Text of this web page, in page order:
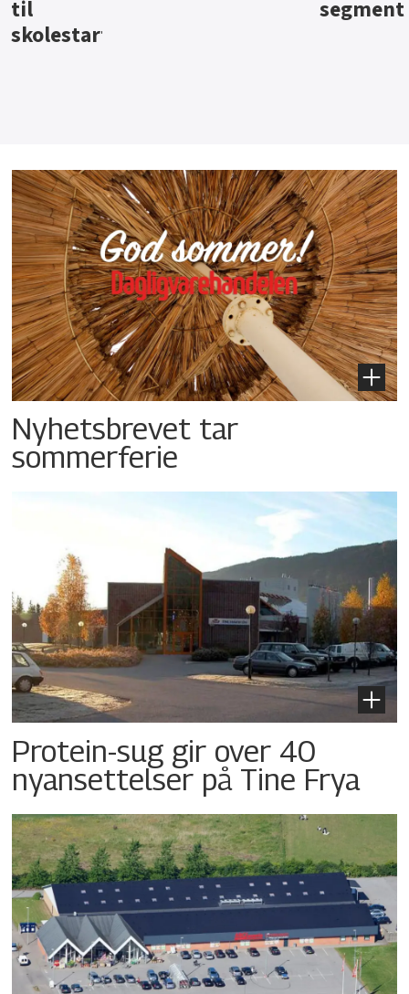
Nyhetsbrevet tar
sommerferie
Protein-sug gir over 40
nyansettelser på Tine Frya